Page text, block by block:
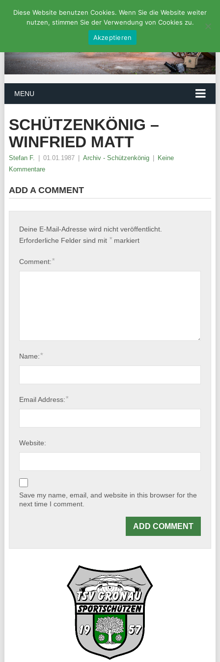
MENU
SCHÜTZENKÖNIG –
WINFRIED MATT
Stefan F. 01.01.1987 Archiv - Schützenkönig
Keine
Kommentare
ADD A COMMENT
Deine E-Mail-Adresse wird nicht veröffentlicht.
Erforderliche Felder sind mit *markiert
Comment:*
Name:*
Email Address:*
Website:
Save my name, email, and website in this browser for the
next time I comment.
Diese Website benutzen Cookies. Wenn Sie die Website weiter
nutzen, stimmen Sie der Verwendung von Cookies zu.
Akzeptieren